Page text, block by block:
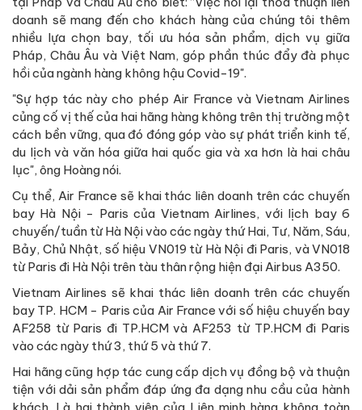
doanh sẽ mang đến cho khách hàng của chúng tôi thêm
nhiều lựa chọn bay, tối ưu hóa sản phẩm, dịch vụ giữa
Pháp, Châu Âu và Việt Nam, góp phần thúc đẩy đà phục
hồi của ngành hàng không hậu Covid-19".
"Sự hợp tác này cho phép Air France và Vietnam Airlines
củng cố vị thế của hai hãng hàng không trên thị trường một
cách bền vững, qua đó đóng góp vào sự phát triển kinh tế,
du lịch và văn hóa giữa hai quốc gia và xa hơn là hai châu
lục", ông Hoàng nói.
Cụ thể, Air France sẽ khai thác liên doanh trên các chuyến
bay Hà Nội - Paris của Vietnam Airlines, với lịch bay 6
chuyến/tuần từ Hà Nội vào các ngày thứ Hai, Tư, Năm, Sáu,
Bảy, Chủ Nhật, số hiệu VN019 từ Hà Nội đi Paris, và VN018
từ Paris đi Hà Nội trên tàu thân rộng hiện đại Airbus A350.
Vietnam Airlines sẽ khai thác liên doanh trên các chuyến
bay TP. HCM - Paris của Air France với số hiệu chuyến bay
AF258 từ Paris đi TP.HCM và AF253 từ TP.HCM đi Paris
vào các ngày thứ 3, thứ 5 và thứ 7.
Hai hãng cũng hợp tác cung cấp dịch vụ đồng bộ và thuận
tiện với dải sản phẩm đáp ứng đa dạng nhu cầu của hành
khách. Là hai thành viên của Liên minh hàng không toàn